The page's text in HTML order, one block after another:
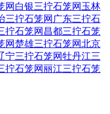
网 白银三拧石笼网 玉林
三拧石笼网 广东三拧石
拧石笼网 昌都三拧石笼
网楚雄三拧石笼网北京
宁三拧石笼网牡丹江三
拧石笼网丽江三拧石笼